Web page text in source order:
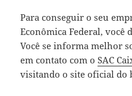
Para conseguir o seu
Econômica Federal, você
Você se informa melhor
em contato com oSAC
visitando o site oficial do